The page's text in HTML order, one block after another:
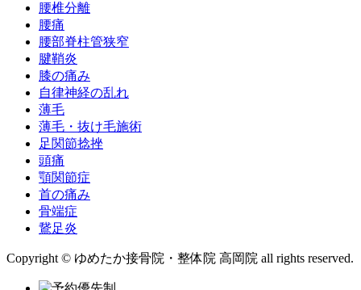
腰椎分離
腰痛
腰部脊柱管狭窄
腱鞘炎
膝の痛み
自律神経の乱れ
薄毛
薄毛・抜け毛施術
足関節捻挫
頭痛
顎関節症
首の痛み
骨端症
鵞足炎
Copyright © ゆめたか接骨院・整体院 高岡院 all rights reserved.